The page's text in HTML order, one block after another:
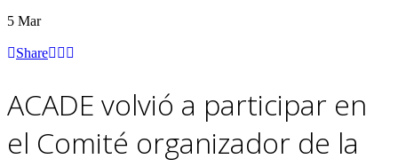
5 Mar
Share
ACADE volvió a participar en
el Comité organizador de la